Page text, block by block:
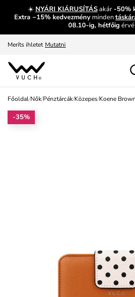
☀️ NYÁRI KIÁRUSÍTÁSakár-50%
Extra −15% kedvezmény minden
08.10-ig, hétfőig
És mi az, amit máshol nem lehet megtudni?
Fedezze fel velünk az újdonságokat.
Meríts ihletet Mutatni
Ingyenes csere és visszaküldés
Főoldal/Nők/Pénztárcák/Közepes/Koene Brown
-35%